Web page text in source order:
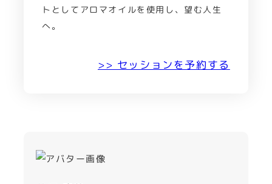
トとしてアロマオイルを使用し、望む人生
へ。
>> セッションを予約する